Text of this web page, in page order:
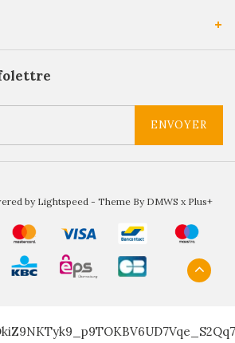
ENVOYER
by Lightspeed - Theme By DMWS x Plus+